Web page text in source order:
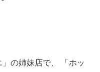
の姉妹店で、 「ホッ